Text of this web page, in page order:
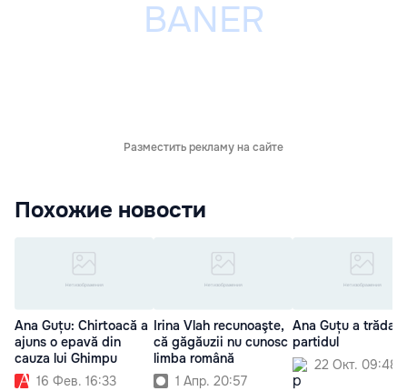
Разместить рекламу на сайте
Похожие новости
Ana Guțu: Chirtoacă a
ajuns o epavă din
cauza lui Ghimpu
16 Фев. 16:33
Irina Vlah recunoaşte,
că găgăuzii nu cunosc
limba română
1 Апр. 20:57
Ana Guțu a trădat
partidul
22 Окт. 09:48